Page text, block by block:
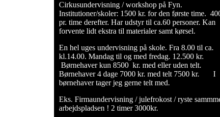
Cirkusundervisning / workshop på Fyn.
Institutioner/skoler: 1500 kr. for den første time.
pr. time derefter. Har udstyr til ca.60 personer. Kan
forvente lidt ekstra til materialer samt kørsel.
En hel uges undervisning på skole. Fra 8.00 til ca.
kl.14.00. Mandag til og med fredag. 12.500 kr.
Børnehaver kun 8500 kr. med eller uden telt.
Børnehaver 4 dage 7000 kr. med telt 7500 kr. I
børnehaver tager jeg gerne telt med.
Eks. Firmaundervisning / julefrokost / ryste
arbejdspladsen ! 2 timer 3000kr.